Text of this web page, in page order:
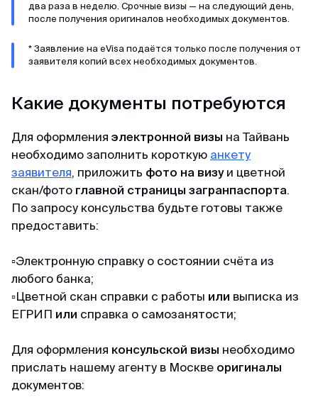
два раза в неделю. Срочные визы — на следующий день,
после получения оригиналов необходимых документов.
* Заявление на eVisa подаётся только после получения от
заявителя копий всех необходимых документов.
Какие документы потребуются
Для оформления электронной визы на Тайвань
необходимо заполнить короткую анкету
заявителя, приложить фото на визуи цветной
скан/фото главной страницы загранпаспорта.
По запросу консульства будьте готовы также
предоставить:
▫️Электронную справку о состоянии счёта из
любого банка;
▫️Цветной скан справки с работы или выписка из
ЕГРИП или справка о самозанятости;
Для оформления консульской визы необходимо
прислать нашему агенту в Москве оригиналы
документов: